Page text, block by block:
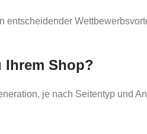
entscheidender
Ihrem Shop?
je nach Seitentyp und